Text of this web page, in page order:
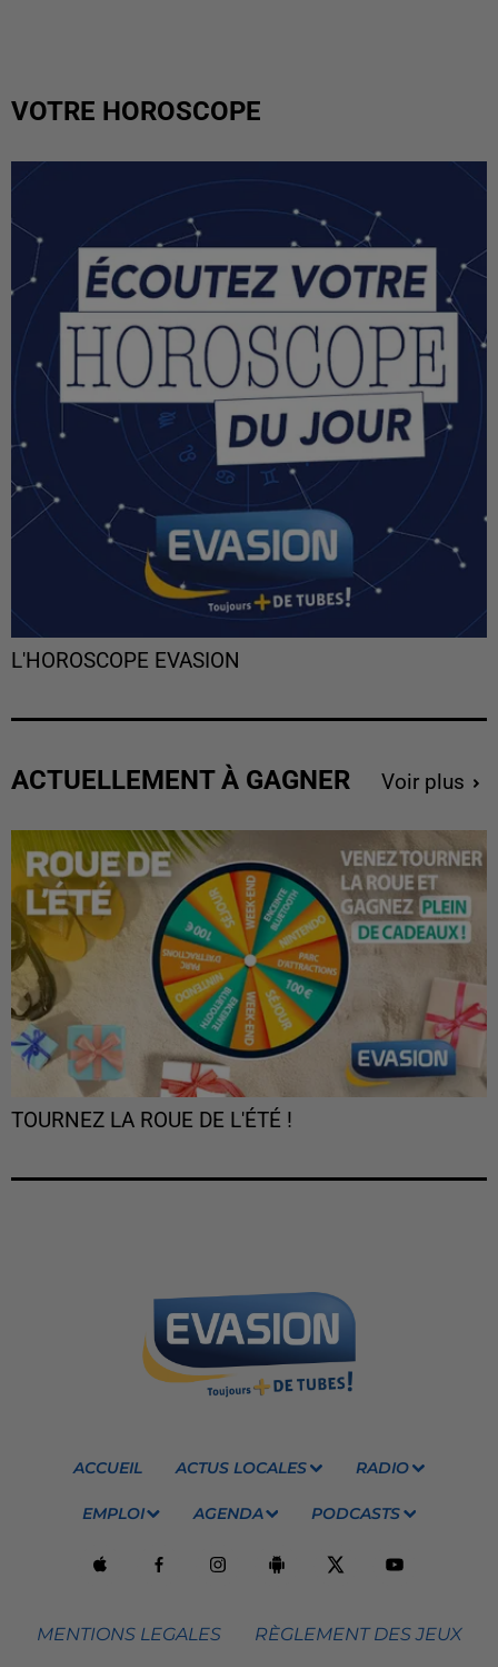
VOTRE HOROSCOPE
L'HOROSCOPE EVASION
ACTUELLEMENT À GAGNER Voir plus
TOURNEZ LA ROUE DE L'ÉTÉ !
ACCUEIL ACTUS LOCALES RADIO
EMPLOI AGENDA PODCASTS
MENTIONS LEGALES RÈGLEMENT DES JEUX